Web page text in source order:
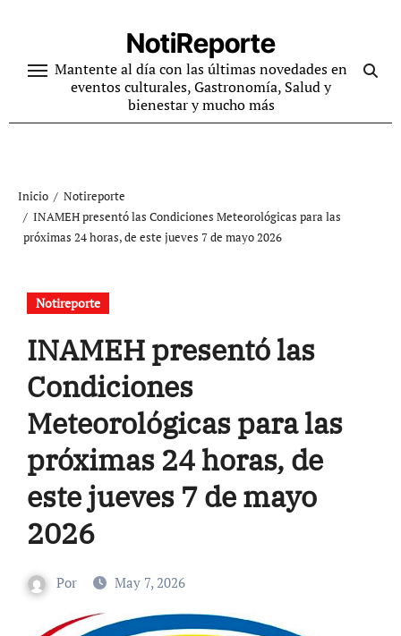
contenido
NotiReporte
Mantente al día con las últimas novedades en
eventos culturales, Gastronomía, Salud y
bienestar y mucho más
Inicio
Notireporte
INAMEH presentó las Condiciones Meteorológicas para las
próximas 24 horas, de este jueves 7 de mayo 2026
Notireporte
INAMEH presentó las
Condiciones
Meteorológicas para las
próximas 24 horas, de
este jueves 7 de mayo
2026
Por May 7, 2026